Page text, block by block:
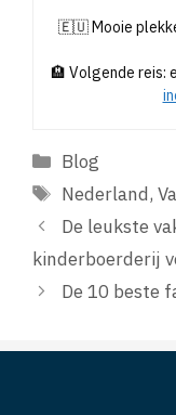
🇪🇺 Mooie
🏨 Volgende reis:
Categorieën
Blog
Tags
Nederland,
De leukste
kinderboerderij
De 10 beste